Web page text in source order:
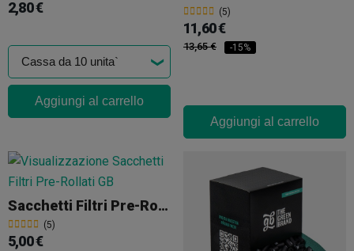
2,80 €
Aggiungi al carrello
(5)
11,60 €
13,65 € -15%
Aggiungi al carrello
Sacchetti Filtri Pre-Rollati GB
(5)
5,00 €